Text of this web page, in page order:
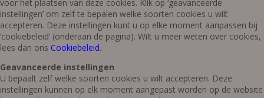
voor het plaatsen van deze cookies. Klik op ‘geavanceerde
instellingen’ om zelf te bepalen welke soorten cookies u wilt
accepteren. Deze instellingen kunt u op elke moment aanpassen bij
‘cookiebeleid’ (onderaan de pagina). Wilt u meer weten over cookies,
lees dan ons Cookiebeleid.
Geavanceerde instellingen
U bepaalt zelf welke soorten cookies u wilt accepteren. Deze
instellingen kunnen op elk moment aangepast worden op de website